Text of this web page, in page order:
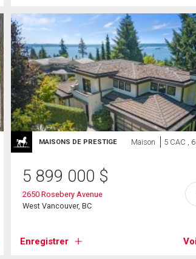
MAISONS DE PRESTIGE Maison 5 CAC ,
5 899 000 $
2650 Rosebery Avenue
West Vancouver, BC
Enregistrer